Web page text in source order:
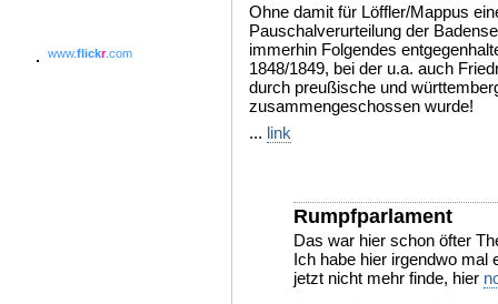
www.flickr.com
Ohne damit für Löffler/Mappus
Pauschalverurteilung der
immerhin Folgendes
1848/1849, bei der u.a. auch
durch preußische und
zusammengeschossen wurde!
... link
Rumpfparlament
Das war hier schon öfter
Ich habe hier irgendwo mal
jetzt nicht mehr finde, hier